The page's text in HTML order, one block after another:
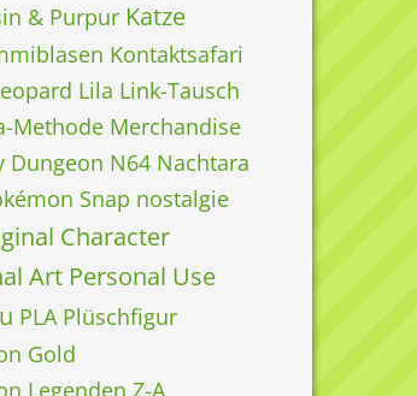
& Purpur Katze
Kontaktsafari
Lila Link-Tausch
Methode Merchandise
Dungeon N64 Nachtara
Snap nostalgie
Character
Art Personal Use
PLA Plüschfigur
Gold
Legenden Z-A